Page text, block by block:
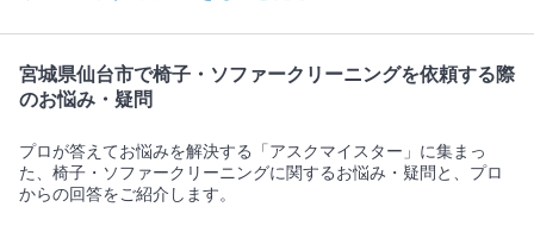
宮城県仙台市で椅子・ソファークリーニングを依頼する際
のお悩み・疑問
プロが答えてお悩みを解決する「アスクマイスター」に集まっ
た、椅子・ソファークリーニングに関するお悩み・疑問と、プロ
からの回答をご紹介します。